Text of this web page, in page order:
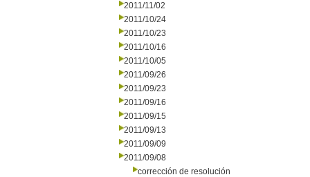
2011/11/02
2011/10/24
2011/10/23
2011/10/16
2011/10/05
2011/09/26
2011/09/23
2011/09/16
2011/09/15
2011/09/13
2011/09/09
2011/09/08
corrección de resolución